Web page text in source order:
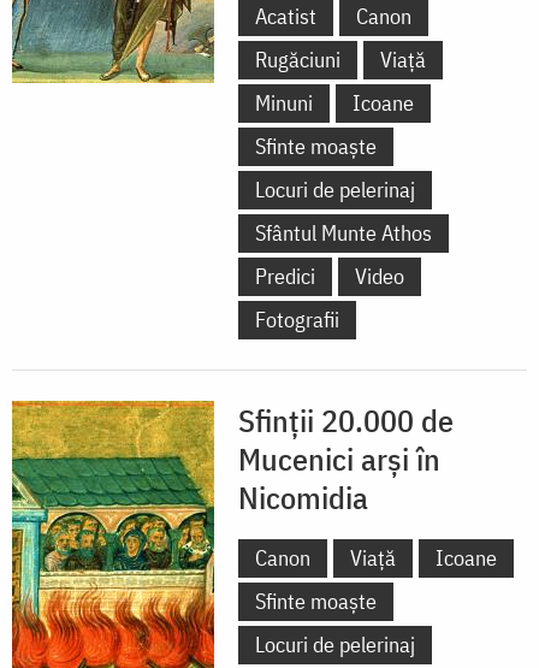
Acatist
Canon
Rugăciuni
Viață
Minuni
Icoane
Sfinte moaște
Locuri de pelerinaj
Sfântul Munte Athos
Predici
Video
Fotografii
Sfinții 20.000 de
Mucenici arși în
Nicomidia
Canon Viață
Icoane
Sfinte moaște
Locuri de pelerinaj